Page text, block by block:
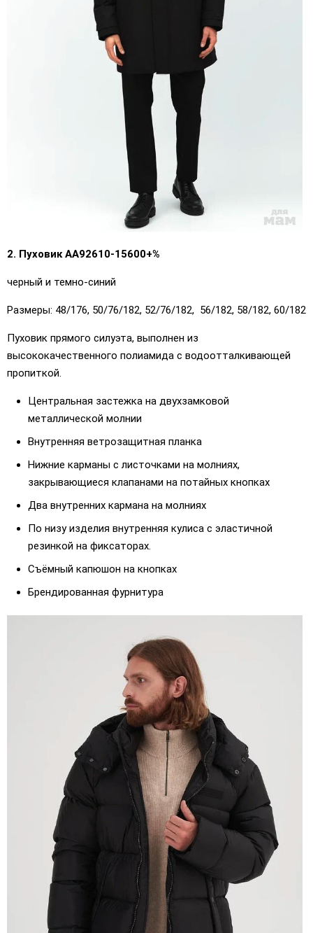
2. Пуховик АА92610-15600+%
черный и темно-синий
Размеры: 48/176, 50/76/182, 52/76/182, 56/182, 58/182, 60/182
Пуховик прямого силуэта, выполнен из
высококачественного полиамида с водоотталкивающей
пропиткой.
Центральная застежка на двухзамковой
металлической молнии
Внутренняя ветрозащитная планка
Нижние карманы c листочками на молниях,
закрывающиеся клапанами на потайных кнопках
Два внутренних кармана на молниях
По низу изделия внутренняя кулиса с эластичной
резинкой на фиксаторах.
Съёмный капюшон на кнопках
Брендированная фурнитура